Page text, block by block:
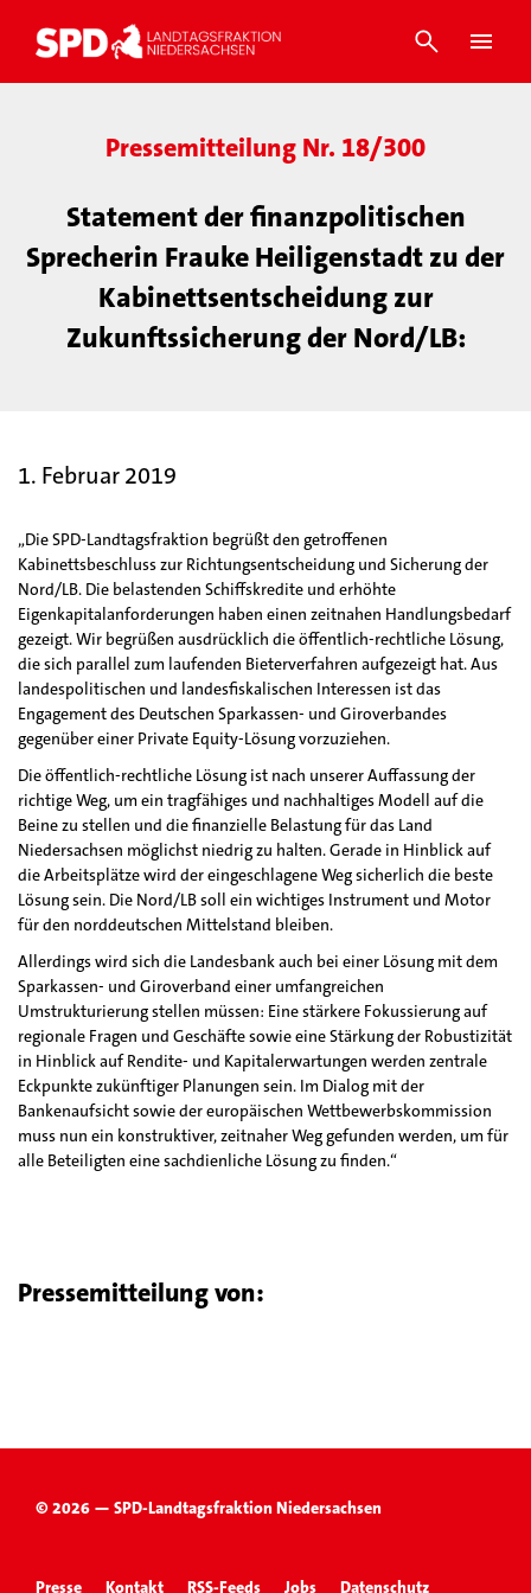
Pressemitteilung Nr. 18/300
Statement der finanzpolitischen
Sprecherin Frauke Heiligenstadt zu der
Kabinettsentscheidung zur
Zukunftssicherung der Nord/LB:
1. Februar 2019
„Die SPD-Landtagsfraktion begrüßt den getroffenen
Kabinettsbeschluss zur Richtungsentscheidung und Sicherung der
Nord/LB. Die belastenden Schiffskredite und erhöhte
Eigenkapitalanforderungen haben einen zeitnahen Handlungsbedarf
gezeigt. Wir begrüßen ausdrücklich die öffentlich-rechtliche Lösung,
die sich parallel zum laufenden Bieterverfahren aufgezeigt hat. Aus
landespolitischen und landesfiskalischen Interessen ist das
Engagement des Deutschen Sparkassen- und Giroverbandes
gegenüber einer Private Equity-Lösung vorzuziehen.
Die öffentlich-rechtliche Lösung ist nach unserer Auffassung der
richtige Weg, um ein tragfähiges und nachhaltiges Modell auf die
Beine zu stellen und die finanzielle Belastung für das Land
Niedersachsen möglichst niedrig zu halten. Gerade in Hinblick auf
die Arbeitsplätze wird der eingeschlagene Weg sicherlich die beste
Lösung sein. Die Nord/LB soll ein wichtiges Instrument und Motor
für den norddeutschen Mittelstand bleiben.
Allerdings wird sich die Landesbank auch bei einer Lösung mit dem
Sparkassen- und Giroverband einer umfangreichen
Umstrukturierung stellen müssen: Eine stärkere Fokussierung auf
regionale Fragen und Geschäfte sowie eine Stärkung der Robustizität
in Hinblick auf Rendite- und Kapitalerwartungen werden zentrale
Eckpunkte zukünftiger Planungen sein. Im Dialog mit der
Bankenaufsicht sowie der europäischen Wettbewerbskommission
muss nun ein konstruktiver, zeitnaher Weg gefunden werden, um für
alle Beteiligten eine sachdienliche Lösung zu finden.“
Pressemitteilung von:
© 2026 — SPD-Landtagsfraktion Niedersachsen
Presse Kontakt RSS-Feeds Jobs Datenschutz